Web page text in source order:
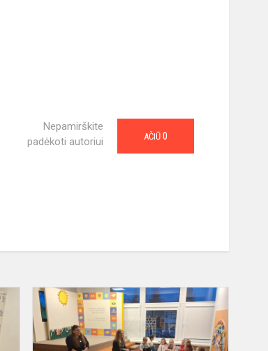
Nepamirškite
padėkoti autoriui
AČIŪ 0
„Sparnuoti
sodybų
sargai“
edukacija